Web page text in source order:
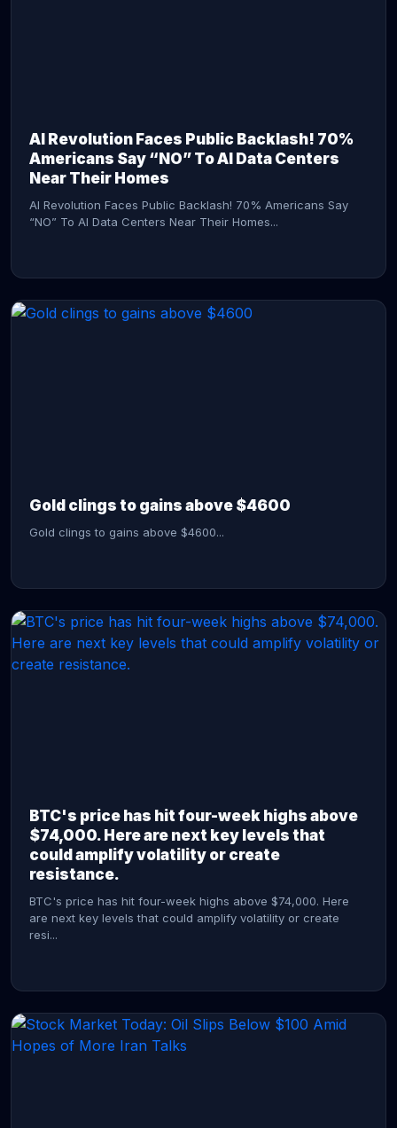
AI Revolution Faces Public Backlash! 70%
Americans Say “NO” To AI Data Centers
Near Their Homes
AI Revolution Faces Public Backlash! 70% Americans Say
“NO” To AI Data Centers Near Their Homes...
Gold clings to gains above $4600
Gold clings to gains above $4600...
BTC's price has hit four-week highs above
$74,000. Here are next key levels that
could amplify volatility or create
resistance.
BTC's price has hit four-week highs above $74,000. Here
are next key levels that could amplify volatility or create
resi...